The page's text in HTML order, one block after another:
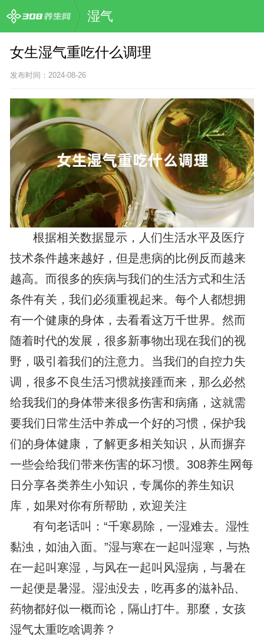
湿气
女生湿气重吃什么调理
发布时间：2024-08-26
根据相关数据显示，人们生活水平及医疗
技术条件越来越好，但是患病的比例反而越来
越高。而很多的疾病与我们的生活方式和生活
条件有关，我们必须重视起来。每个人都想拥
有一个健康的身体，去看看这万千世界。然而
随着时代的发展，很多新事物出现在我们的视
野，吸引着我们的注意力。当我们的自控力失
调，很多不良生活习惯就接踵而来，那么必然
给我我们的身体带来很多伤害和病痛，这就需
要我们日常生活中养成一个好的习惯，保护我
们的身体健康，了解更多相关知识，从而摒弃
一些会给我们带来伤害的坏习惯。308养生网每
日分享各类养生小知识，专属你的养生知识
库，如果对你有所帮助，欢迎关注
有句老话叫：“千寒易除，一湿难去。湿性
黏浊，如油入面。”湿与寒在一起叫湿寒，与热
在一起叫寒湿，与风在一起叫风湿病，与暑在
一起便是暑湿。湿浊没去，吃再多的滋补品、
药物都好似一概而论，隔山打牛。那麼，女孩
湿气太重吃啥调养？